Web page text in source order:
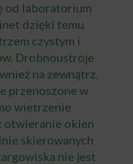
od laboratorium
dzięki temu
czystym i
Drobnoustroje
na zewnątrz,
przenoszone w
wietrzenie
otwieranie okien
skierowanych
nie jest